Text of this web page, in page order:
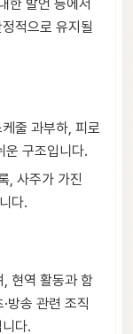
한 발언 등에서
적으로 유지될
줄 과부하, 피로
운 구조입니다.
, 사주가 가진
다.
현역 활동과 함
방송 관련 조직
다.